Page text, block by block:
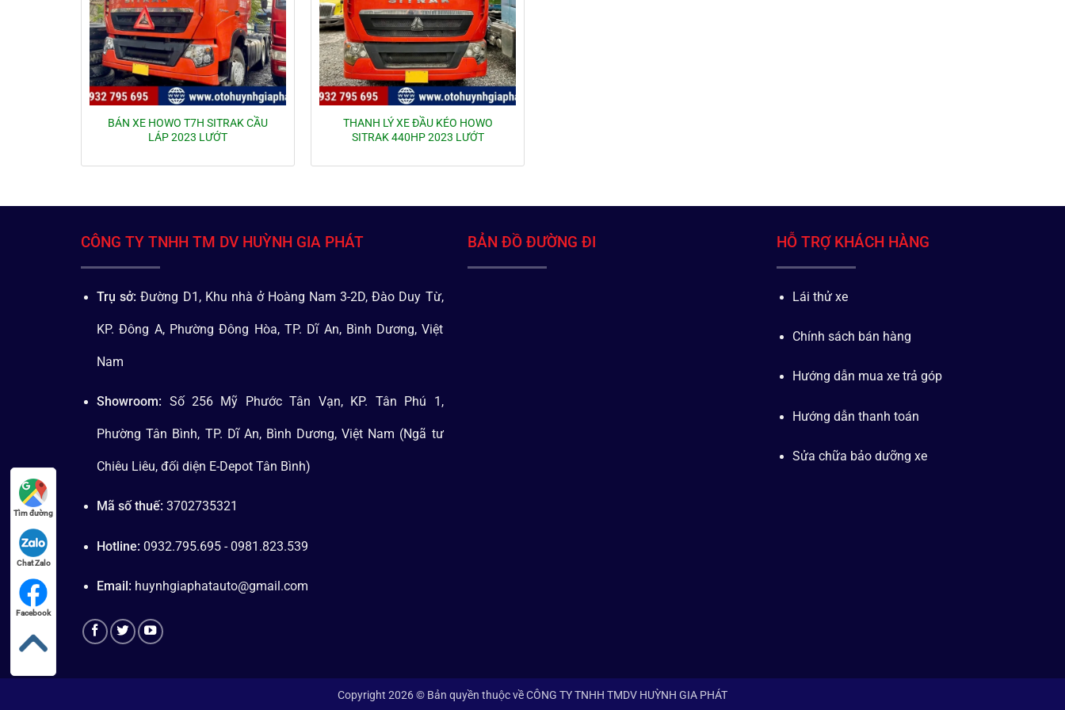
BÁN XE HOWO T7H SITRAK CẦU
LÁP 2023 LƯỚT
THANH LÝ XE ĐẦU KÉO HOWO
SITRAK 440HP 2023 LƯỚT
CÔNG TY TNHH TM DV HUỲNH GIA PHÁT
Trụ sở: Đường D1, Khu nhà ở Hoàng Nam 3-2D, Đào Duy Từ,
KP. Đông A, Phường Đông Hòa, TP. Dĩ An, Bình Dương, Việt
Nam
Showroom: Số 256 Mỹ Phước Tân Vạn, KP. Tân Phú 1,
Phường Tân Bình, TP. Dĩ An, Bình Dương, Việt Nam (Ngã tư
Chiêu Liêu, đối diện E-Depot Tân Bình)
Mã số thuế:3702735321
Hotline: 0932.795.695 - 0981.823.539
Email: huynhgiaphatauto@gmail.com
BẢN ĐỒ ĐƯỜNG ĐI HỖ TRỢ KHÁCH HÀNG
Lái thử xe
Chính sách bán hàng
Hướng dẫn mua xe trả góp
Hướng dẫn thanh toán
Sửa chữa bảo dưỡng xe
Copyright 2026 © Bản quyền thuộc về CÔNG TY TNHH TMDV HUỲNH GIA PHÁT
Tìm đường
Chat Zalo
Facebook